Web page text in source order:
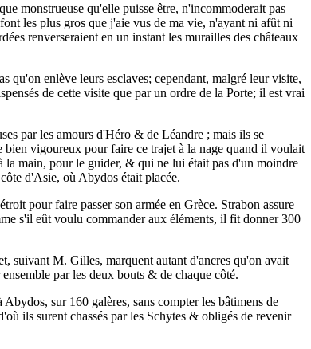
monstrueuse qu'elle puisse être, n'incommoderait pas
les plus gros que j'aie vus de ma vie, n'ayant ni afût ni
renverseraient en un instant les murailles des châteaux
qu'on enlève leurs esclaves; cependant, malgré leur visite,
de cette visite que par un ordre de la Porte; il est vrai
par les amours d'Héro & de Léandre ; mais ils se
vigoureux pour faire ce trajet à la nage quand il voulait
la main, pour le guider, & qui ne lui était pas d'un moindre
d'Asie, où Abydos était placée.
pour faire passer son armée en Grèce. Strabon assure
s'il eût voulu commander aux éléments, il fit donner 300
suivant M. Gilles, marquent autant d'ancres qu'on avait
par les deux bouts & de chaque côté.
sur 160 galères, sans compter les bâtimens de
ils surent chassés par les Schytes & obligés de revenir